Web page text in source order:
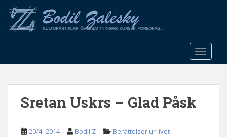
o
Sretan Uskrs – Glad Påsk
20/4 -2014 Bodil Z Berättelser ur livet